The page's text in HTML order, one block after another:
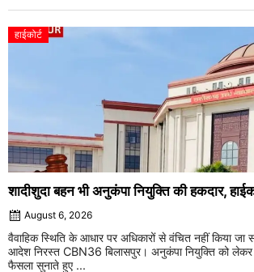
हाईकोर्ट
शादीशुदा बहन भी अनुकंपा नियुक्ति की हकदार,
August 6, 2026
वैवाहिक स्थिति के आधार पर अधिकारों से वंचित नहीं किया जा
आदेश निरस्त CBN36 बिलासपुर। अनुकंपा नियुक्ति को लेकर
फैसला सुनाते हुए ...